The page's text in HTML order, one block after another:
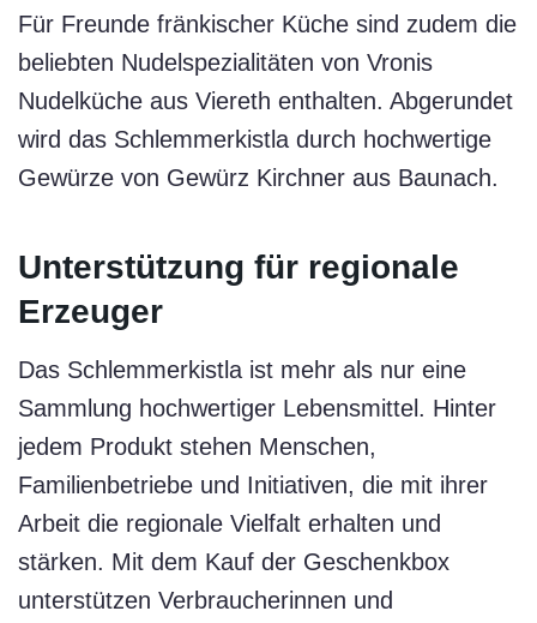
Für Freunde fränkischer Küche sind zudem die
beliebten Nudelspezialitäten von Vronis
Nudelküche aus Viereth enthalten. Abgerundet
wird das Schlemmerkistla durch hochwertige
Gewürze von Gewürz Kirchner aus Baunach.
Unterstützung für regionale
Erzeuger
Das Schlemmerkistla ist mehr als nur eine
Sammlung hochwertiger Lebensmittel. Hinter
jedem Produkt stehen Menschen,
Familienbetriebe und Initiativen, die mit ihrer
Arbeit die regionale Vielfalt erhalten und
stärken. Mit dem Kauf der Geschenkbox
unterstützen Verbraucherinnen und